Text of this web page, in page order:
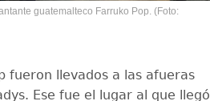
guatemalteco Farruko Pop. (Foto:
fueron llevados a las afueras
Ese fue el lugar al que llegó